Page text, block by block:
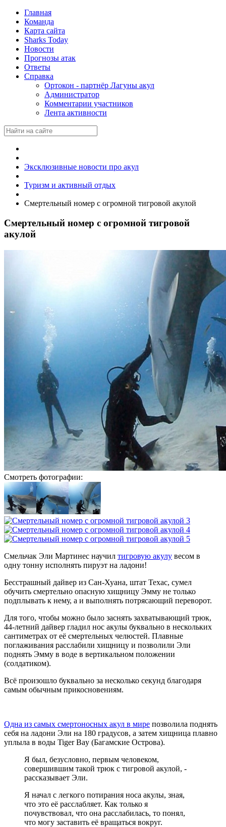
Главная
Команда
Карта сайта
Sharks Today
Новости
Прогнозы атак
Ответы
Справка
Ортокон - партнёр Лагуны акул
Администратор
Комментарии участников
Лента активности
Эксклюзивные новости про акул
Туризм и активный отдых
Смертельный номер с огромной тигровой акулой
Смертельный номер с огромной тигровой
акулой
Смотреть фотографии:
Смельчак Эли Мартинес научил тигровую акулу весом в
одну тонну исполнять пируэт на ладони!
Бесстрашный дайвер из Сан-Хуана, штат Техас, сумел
обучить смертельно опасную хищницу Эмму не только
подплывать к нему, а и выполнять потрясающий переворот.
Для того, чтобы можно было заснять захватывающий трюк,
44-летний дайвер гладил нос акулы буквально в нескольких
сантиметрах от её смертельных челюстей. Плавные
поглаживания расслабили хищницу и позволили Эли
поднять Эмму в воде в вертикальном положении
(солдатиком).
Всё произошло буквально за несколько секунд благодаря
самым обычным прикосновениям.
Одна из самых смертоносных акул в мире позволила поднять
себя на ладони Эли на 180 градусов, а затем хищница плавно
уплыла в воды Tiger Bay (Багамские Острова).
Я был, безусловно, первым человеком,
совершившим такой трюк с тигровой акулой, -
рассказывает Эли.
Я начал с легкого потирания носа акулы, зная,
что это её расслабляет. Как только я
почувствовал, что она расслабилась, то понял,
что могу заставить её вращаться вокруг.